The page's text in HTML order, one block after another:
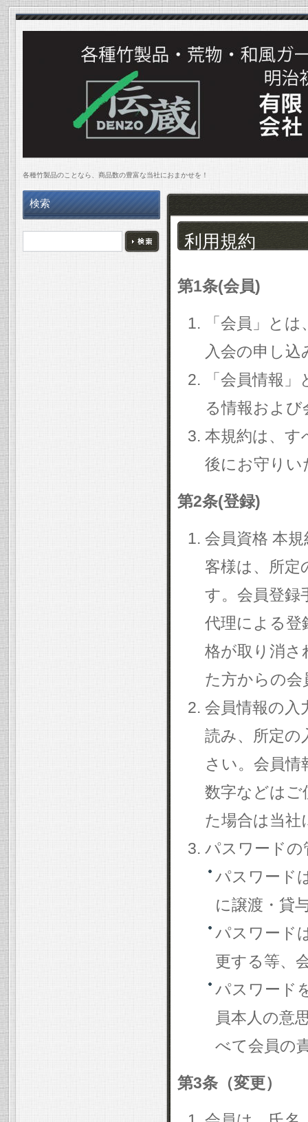
各種竹製品のことなら、商品数の豊富な当社におまかせを！
利用規約
第1条(会員)
「会員」と
入会の申し
「会員情報
る情報およ
本規約は、す
後にお守りい
第2条(登録)
会員資格 本
客様は、所定
す。会員登録
代理による登
格が取り消さ
た方からの会
会員情報の入
読み、所定の
さい。会員情
数字などはご
た場合は当社
パスワードの
パスワード
に譲渡・貸
パスワード
更する等、
パスワード
員本人の意
べて会員の
第3条（変更）
検索